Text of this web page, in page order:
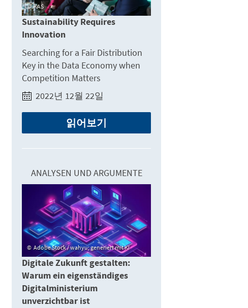
KAS
Sustainability Requires
Innovation
Searching for a Fair Distribution
Key in the Data Economy when
Competition Matters
2022년 12월 22일
읽어보기
ANALYSEN UND ARGUMENTE
Adobe Stock / wahyu; generiert mit KI
Digitale Zukunft gestalten:
Warum ein eigenständiges
Digitalministerium
unverzichtbar ist